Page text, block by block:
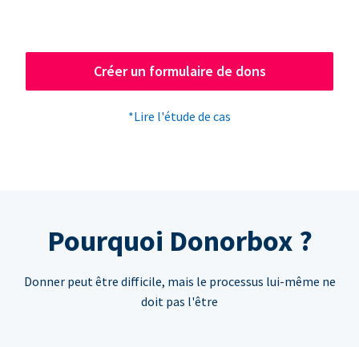
Créer un formulaire de dons
*Lire l'étude de cas
Pourquoi Donorbox ?
Donner peut être difficile, mais le processus lui-même ne
doit pas l'être